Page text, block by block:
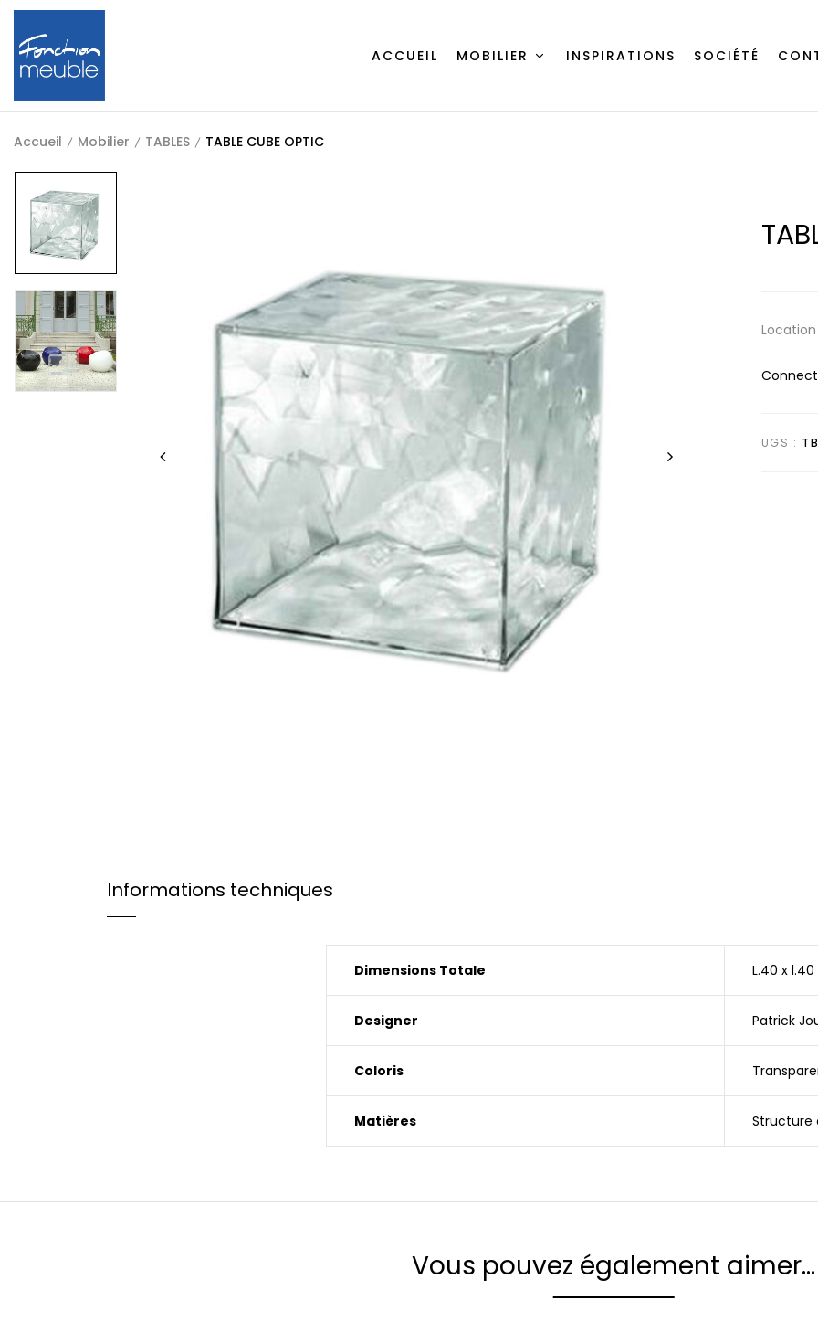
ACCUEIL MOBILIER INSPIRATIONS SOCIÉTÉ
Accueil Mobilier TABLES TABLE CUBE OPTIC
Location
UGS :
Informations techniques
Dimensions Totale L.40 x
Designer Patrick
Coloris
Matières Structure
Vous pouvez également aimer…